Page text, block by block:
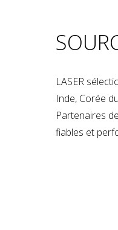
LASER
Inde, Corée
Partenaires
fiables et